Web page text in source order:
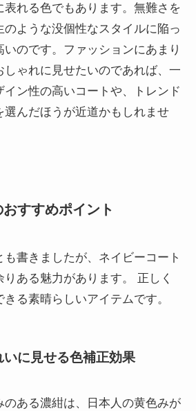
表れる色でもあります。無難さを
ような没個性なスタイルに陥っ
のです。ファッションにあまり
しゃれに見せたいのであれば、一
ン性の高いコートや、トレンド
選んだほうが近道かもしれませ
すすめポイント
も書きましたが、ネイビーコート
ある魅力があります。 正しく
る素晴らしいアイテムです。
いに見せる色補正効果
のある濃紺は、日本人の黄色みが